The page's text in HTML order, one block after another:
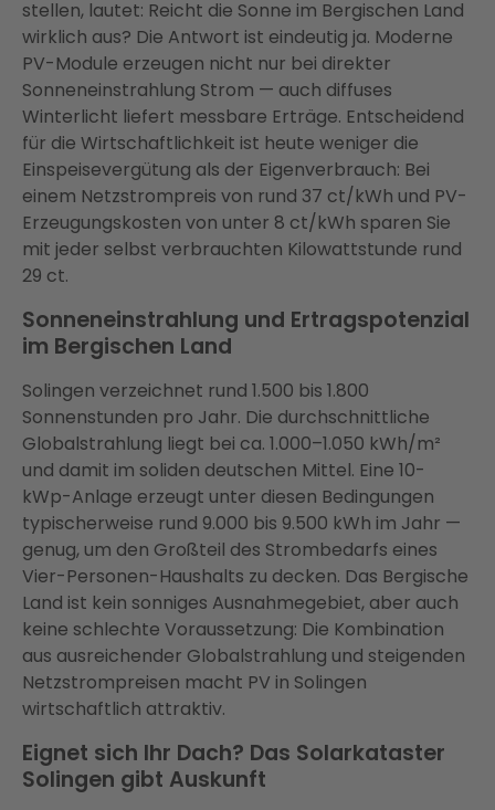
stellen, lautet: Reicht die Sonne im Bergischen Land
wirklich aus? Die Antwort ist eindeutig ja. Moderne
PV-Module erzeugen nicht nur bei direkter
Sonneneinstrahlung Strom — auch diffuses
Winterlicht liefert messbare Erträge. Entscheidend
für die Wirtschaftlichkeit ist heute weniger die
Einspeisevergütung als der Eigenverbrauch: Bei
einem Netzstrompreis von rund 37 ct/kWh und PV-
Erzeugungskosten von unter 8 ct/kWh sparen Sie
mit jeder selbst verbrauchten Kilowattstunde rund
29 ct.
Sonneneinstrahlung und Ertragspotenzial
im Bergischen Land
Solingen verzeichnet rund 1.500 bis 1.800
Sonnenstunden pro Jahr. Die durchschnittliche
Globalstrahlung liegt bei ca. 1.000–1.050 kWh/m²
und damit im soliden deutschen Mittel. Eine 10-
kWp-Anlage erzeugt unter diesen Bedingungen
typischerweise rund 9.000 bis 9.500 kWh im Jahr —
genug, um den Großteil des Strombedarfs eines
Vier-Personen-Haushalts zu decken. Das Bergische
Land ist kein sonniges Ausnahmegebiet, aber auch
keine schlechte Voraussetzung: Die Kombination
aus ausreichender Globalstrahlung und steigenden
Netzstrompreisen macht PV in Solingen
wirtschaftlich attraktiv.
Eignet sich Ihr Dach? Das Solarkataster
Solingen gibt Auskunft